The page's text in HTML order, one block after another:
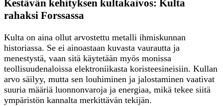
Kestävän kehityksen kultakaivos: Kulta
rahaksi Forssassa
Kulta on aina ollut arvostettu metalli ihmiskunnan
historiassa. Se ei ainoastaan kuvasta vaurautta ja
menestystä, vaan sitä käytetään myös monissa
teollisuudenaloissa elektroniikasta koristeesineisiin. Kullan
arvo säilyy, mutta sen louhiminen ja jalostaminen vaativat
suuria määriä luonnonvaroja ja energiaa, mikä tekee siitä
ympäristön kannalta merkittävän tekijän.